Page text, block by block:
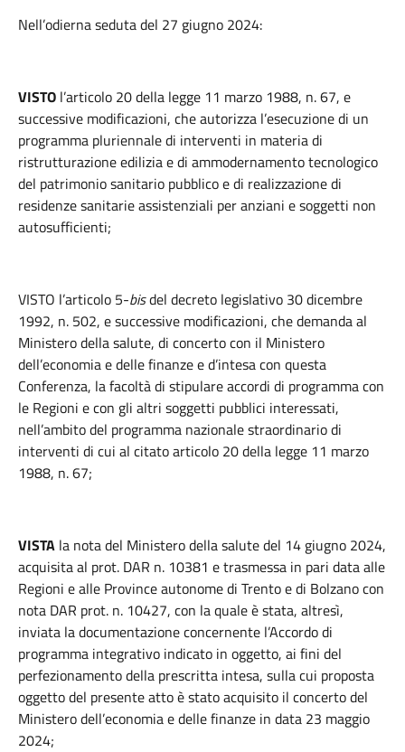
Nell’odierna seduta del 27 giugno 2024:
VISTO l’articolo 20 della legge 11 marzo 1988, n. 67, e
successive modificazioni, che autorizza l’esecuzione di un
programma pluriennale di interventi in materia di
ristrutturazione edilizia e di ammodernamento tecnologico
del patrimonio sanitario pubblico e di realizzazione di
residenze sanitarie assistenziali per anziani e soggetti non
autosufficienti;
VISTO l’articolo 5-bisdel decreto legislativo 30 dicembre
1992, n. 502, e successive modificazioni, che demanda al
Ministero della salute, di concerto con il Ministero
dell’economia e delle finanze e d’intesa con questa
Conferenza, la facoltà di stipulare accordi di programma con
le Regioni e con gli altri soggetti pubblici interessati,
nell’ambito del programma nazionale straordinario di
interventi di cui al citato articolo 20 della legge 11 marzo
1988, n. 67;
VISTA la nota del Ministero della salute del 14 giugno 2024,
acquisita al prot. DAR n. 10381 e trasmessa in pari data alle
Regioni e alle Province autonome di Trento e di Bolzano con
nota DAR prot. n. 10427, con la quale è stata, altresì,
inviata la documentazione concernente l’Accordo di
programma integrativo indicato in oggetto, ai fini del
perfezionamento della prescritta intesa, sulla cui proposta
oggetto del presente atto è stato acquisito il concerto del
Ministero dell’economia e delle finanze in data 23 maggio
2024;